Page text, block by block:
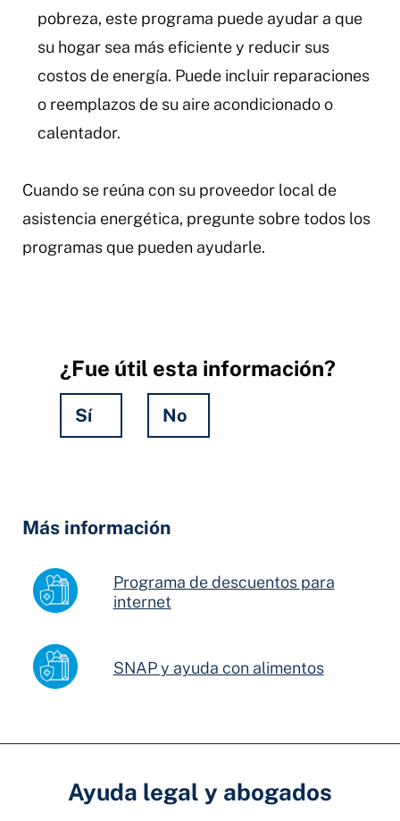
pobreza, este programa puede ayudar a que
su hogar sea más eficiente y reducir sus
costos de energía. Puede incluir reparaciones
o reemplazos de su aire acondicionado o
calentador.
Cuando se reúna con su proveedor local de
asistencia energética, pregunte sobre todos los
programas que pueden ayudarle.
¿Fue útil esta información?
Sí No
Más información
Programa de descuentos para
internet
SNAP y ayuda con alimentos
Ayuda legal y abogados